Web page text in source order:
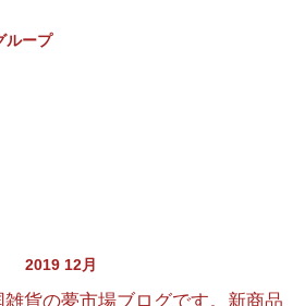
ループ
2019 12月
貨の夢市場ブログです。新商品